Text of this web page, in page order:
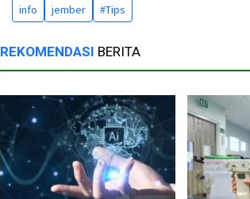
info jember #Tips
REKOMENDASI BERITA